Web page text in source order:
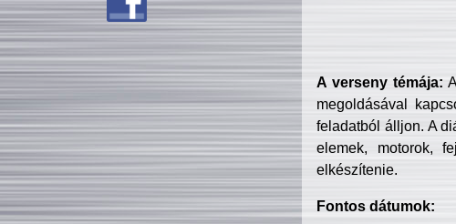
A verseny témája:
megoldásával
feladatból álljon. A
elemek, motorok,
elkészítenie.
Fontos dátumok: